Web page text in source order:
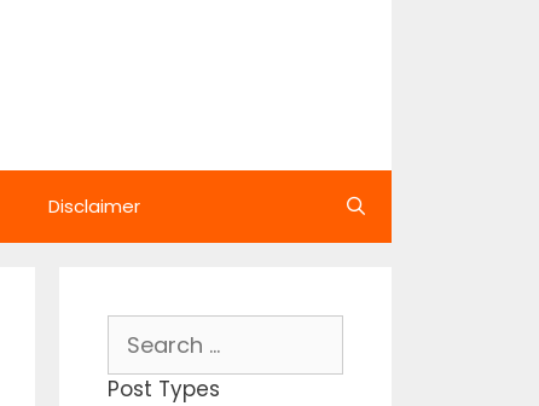
Disclaimer
for:
Post Types